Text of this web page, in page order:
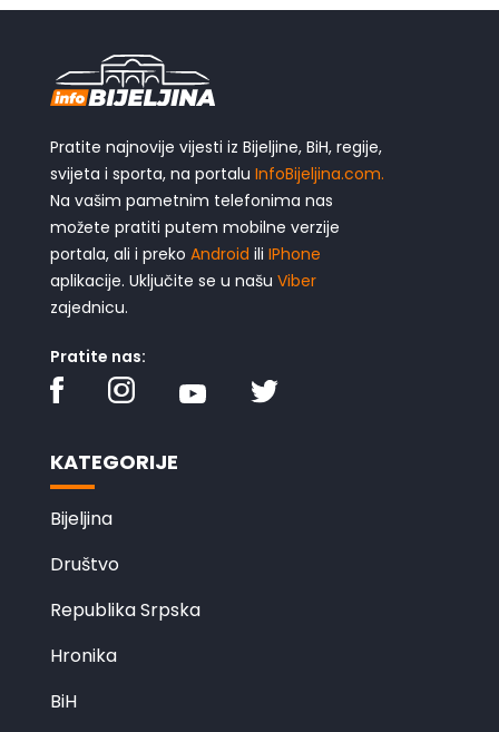
Pratite najnovije vijesti iz Bijeljine, BiH, regije,
svijeta i sporta, na portalu InfoBijeljina.com.
Na vašim pametnim telefonima nas
možete pratiti putem mobilne verzije
portala, ali i preko Android ili IPhone
aplikacije. Uključite se u našu Viber
zajednicu.
Pratite nas:
KATEGORIJE
Bijeljina
Društvo
Republika Srpska
Hronika
BiH